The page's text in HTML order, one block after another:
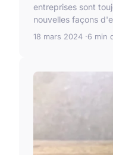
entreprises sont
nouvelles façons
18 mars 2024 6 min